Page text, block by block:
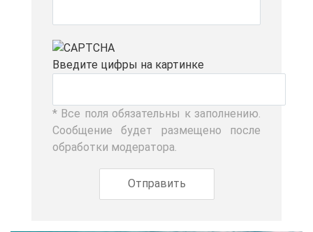
Вве­ди­те циф­ры на кар­тин­ке
* Все по­ля обя­за­тель­ны к за­пол­не­нию.
Со­об­ще­ние бу­дет раз­ме­ще­но по­сле
об­ра­бот­ки мо­де­ра­то­ра.